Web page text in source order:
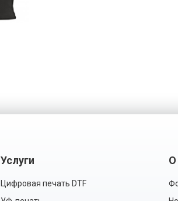
Услуги
Цифровая печать DTF
О